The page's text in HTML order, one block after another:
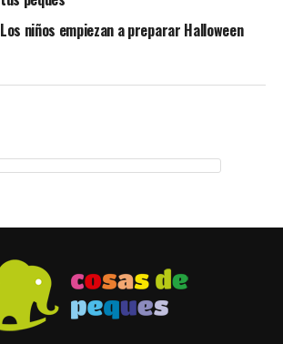
Los niños empiezan a preparar Halloween